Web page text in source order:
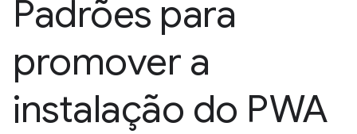
Padrões para
promover a
instalação do PWA